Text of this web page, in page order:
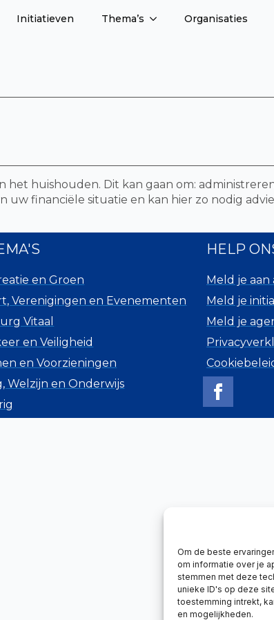
Om de beste
om informatie over je
stemmen met deze
unieke ID's op deze
toestemming intrekt,
en mogelijkheden.
Initiatieven Thema’s Organisaties
huishouden. Dit kan gaan om:
financiële situatie en kan hier zo nodig
en Groen
Verenigingen en Evenementen
Vitaal
en Veiligheid
en Voorzieningen
Welzijn en Onderwijs
HELP
Meld je aan
Meld je
Meld je